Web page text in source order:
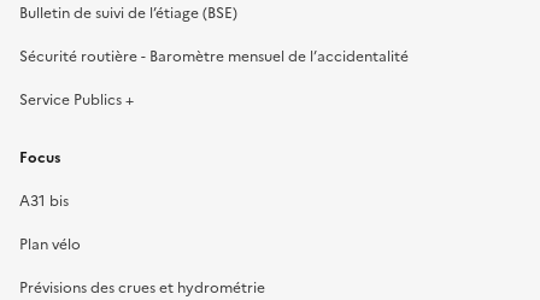
Bulletin de suivi de l’étiage (BSE)
Sécurité routière - Baromètre mensuel de l’accidentalité
Service Publics +
Focus
A31 bis
Plan vélo
Prévisions des crues et hydrométrie